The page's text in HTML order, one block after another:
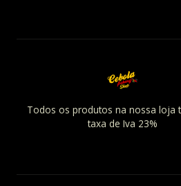
Todos os produtos na nossa loja
taxa de Iva 23%